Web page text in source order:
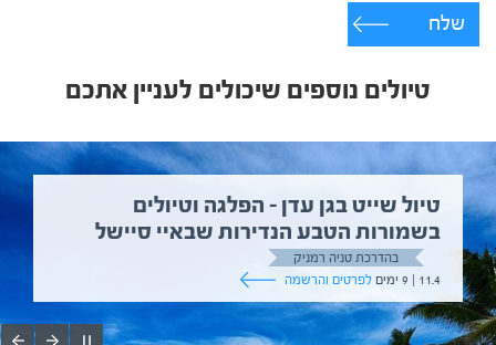
שלח
טיולים נוספים שיכולים לעניין אתכם
טיול שייט בגן עדן – הפלגה וטיולים
בשמורות הטבע הנדירות שבאיי סיישל
בהדרכת טניה רמניק
11.4 | 9 ימים
לפרטים והרשמה